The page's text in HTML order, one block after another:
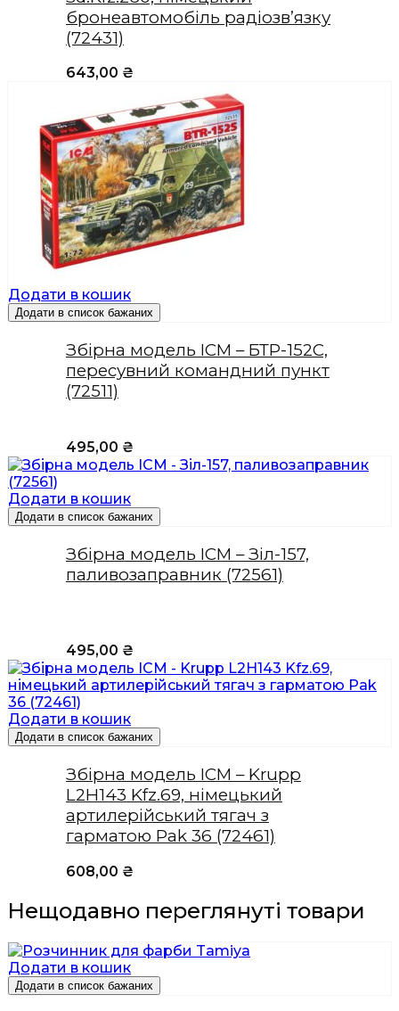
бронеавтомобіль радіозв’язку
(72431)
643,00 ₴
Додати в кошик
Додати в список бажаних
Збірна модель ICM – БТР-152С,
пересувний командний пункт
(72511)
495,00 ₴
Додати в кошик
Додати в список бажаних
Збірна модель ICM – Зіл-157,
паливозаправник (72561)
495,00 ₴
Додати в кошик
Додати в список бажаних
Збірна модель ICM – Krupp
L2H143 Kfz.69, німецький
артилерійський тягач з
гарматою Pak 36 (72461)
608,00 ₴
Нещодавно переглянуті товари
Додати в кошик
Додати в список бажаних